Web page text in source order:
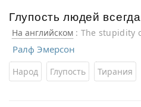
Глупость людей
На английском : The stupidity
Ралф Эмерсон
Народ Глупость Тирания